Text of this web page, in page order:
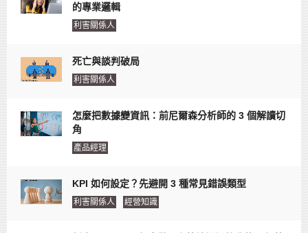
的專業邏輯
利害關係人
死亡與談判破局
利害關係人
怎麼把數據變資訊：前尼爾森分析師的 3 個解讀切
角
產品經理
KPI 如何設定？先避開 3 種常見錯誤類型
利害關係人 經營知識